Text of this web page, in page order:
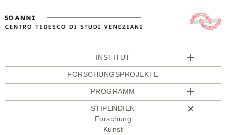
INSTITUT
FORSCHUNGSPROJEKTE
PROGRAMM
STIPENDIEN
Forschung
Kunst